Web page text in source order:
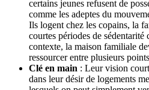
certains jeunes refusent de
comme les adeptes du
Ils logent chez les copains, la
courtes périodes de
contexte, la maison familiale
ressourcer entre plusieurs
Clé en main : Leur vision
dans leur désir de logements